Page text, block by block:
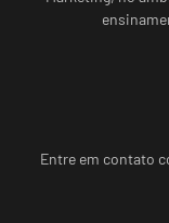
Entre em contato